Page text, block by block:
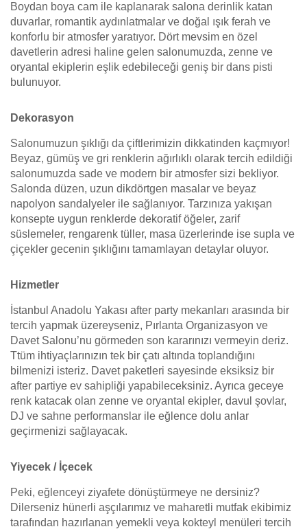
Boydan boya cam ile kaplanarak salona derinlik katan
duvarlar, romantik aydınlatmalar ve doğal ışık ferah ve
konforlu bir atmosfer yaratıyor. Dört mevsim en özel
davetlerin adresi haline gelen salonumuzda, zenne ve
oryantal ekiplerin eşlik edebileceği geniş bir dans pisti
bulunuyor.
Dekorasyon
Salonumuzun şıklığı da çiftlerimizin dikkatinden kaçmıyor!
Beyaz, gümüş ve gri renklerin ağırlıklı olarak tercih edildiği
salonumuzda sade ve modern bir atmosfer sizi bekliyor.
Salonda düzen, uzun dikdörtgen masalar ve beyaz
napolyon sandalyeler ile sağlanıyor. Tarzınıza yakışan
konsepte uygun renklerde dekoratif öğeler, zarif
süslemeler, rengarenk tüller, masa üzerlerinde ise supla ve
çiçekler gecenin şıklığını tamamlayan detaylar oluyor.
Hizmetler
İstanbul Anadolu Yakası after party mekanları arasında bir
tercih yapmak üzereyseniz, Pırlanta Organizasyon ve
Davet Salonu’nu görmeden son kararınızı vermeyin deriz.
Ttüm ihtiyaçlarınızın tek bir çatı altında toplandığını
bilmenizi isteriz. Davet paketleri sayesinde eksiksiz bir
after partiye ev sahipliği yapabileceksiniz. Ayrıca geceye
renk katacak olan zenne ve oryantal ekipler, davul şovlar,
DJ ve sahne performanslar ile eğlence dolu anlar
geçirmenizi sağlayacak.
Yiyecek / İçecek
Peki, eğlenceyi ziyafete dönüştürmeye ne dersiniz?
Dilerseniz hünerli aşçılarımız ve maharetli mutfak ekibimiz
tarafından hazırlanan yemekli veya kokteyl menüleri tercih